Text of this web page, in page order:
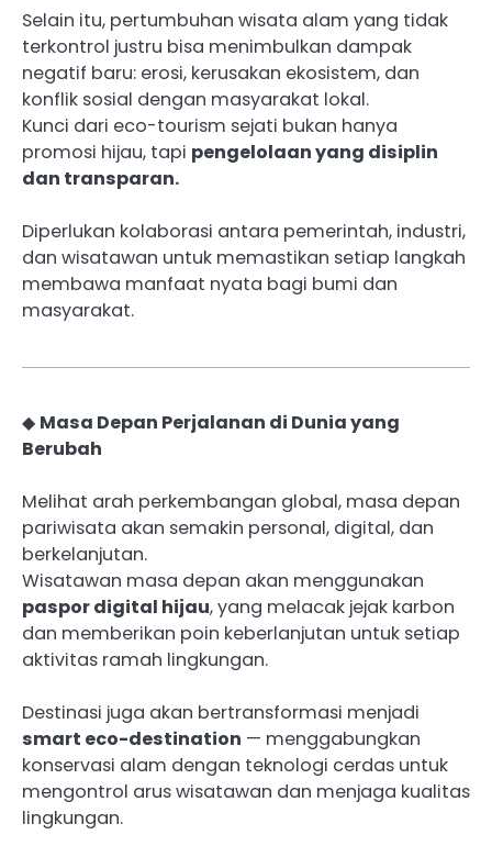
Selain itu, pertumbuhan wisata alam yang tidak
terkontrol justru bisa menimbulkan dampak
negatif baru: erosi, kerusakan ekosistem, dan
konflik sosial dengan masyarakat lokal.
Kunci dari eco-tourism sejati bukan hanya
promosi hijau, tapi pengelolaan yang disiplin
dan transparan.
Diperlukan kolaborasi antara pemerintah, industri,
dan wisatawan untuk memastikan setiap langkah
membawa manfaat nyata bagi bumi dan
masyarakat.
◆ Masa Depan Perjalanan di Dunia yang
Berubah
Melihat arah perkembangan global, masa depan
pariwisata akan semakin personal, digital, dan
berkelanjutan.
Wisatawan masa depan akan menggunakan
paspor digital hijau, yang melacak jejak karbon
dan memberikan poin keberlanjutan untuk setiap
aktivitas ramah lingkungan.
Destinasi juga akan bertransformasi menjadi
smart eco-destination — menggabungkan
konservasi alam dengan teknologi cerdas untuk
mengontrol arus wisatawan dan menjaga kualitas
lingkungan.